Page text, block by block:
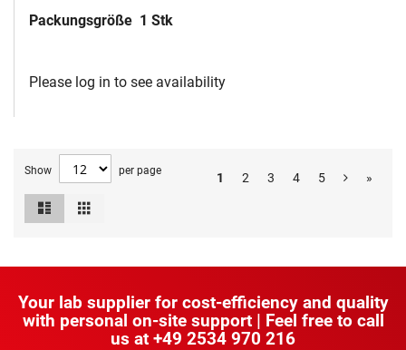
Packungsgröße 1 Stk
Please log in to see availability
Show per page 1 2 3 4 5 »
View
Your lab supplier for cost-efficiency and quality
with personal on-site support | Feel free to call
us at +49 2534 970 216